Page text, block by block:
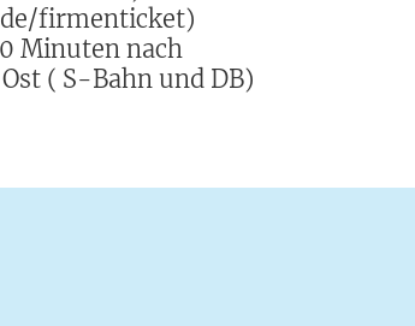
firmenticket)
Minuten nach
( S-Bahn und DB)